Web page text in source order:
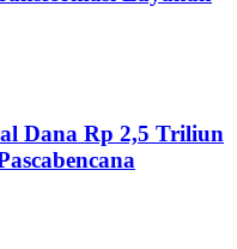
Dana Rp 2,5 Triliun